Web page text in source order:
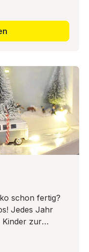
sie uns
& Moni von
Tipp!
schon fertig?
Jedes Jahr
Kinder zur